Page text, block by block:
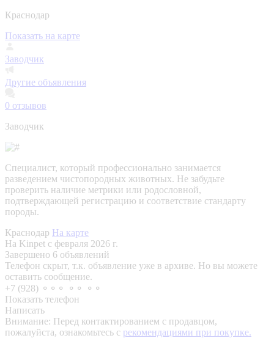
Краснодар
Показать на карте
Заводчик
Другие объявления
0 отзывов
Заводчик
Специалист, который профессионально занимается
разведением чистопородных животных. Не забудьте
проверить наличие метрики или родословной,
подтверждающей регистрацию и соответствие стандарту
породы.
Краснодар На карте
На Kinpet c февраля 2026 г.
Завершено 6 объявлений
Телефон скрыт, т.к. объявление уже в архиве. Но вы можете
оставить сообщение.
+7 (928) ⚬⚬⚬ ⚬⚬ ⚬⚬
Показать телефон
Написать
Внимание: Перед контактированием с продавцом,
пожалуйста, ознакомьтесь с рекомендациями при покупке.